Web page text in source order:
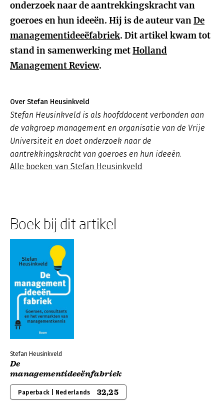
onderzoek naar de aantrekkingskracht van
goeroes en hun ideeën. Hij is de auteur vanDe
managementideeëfabriek. Dit artikel kwam tot
stand in samenwerking metHolland
Management Review.
Over Stefan Heusinkveld
Stefan Heusinkveld is als hoofddocent verbonden aan
de vakgroep management en organisatie van de Vrije
Universiteit en doet onderzoek naar de
aantrekkingskracht van goeroes en hun ideeën.
Alle boeken van Stefan Heusinkveld
Boek bij dit artikel
Stefan Heusinkveld
De
managementideeënfabriek
Paperback | Nederlands 32,25